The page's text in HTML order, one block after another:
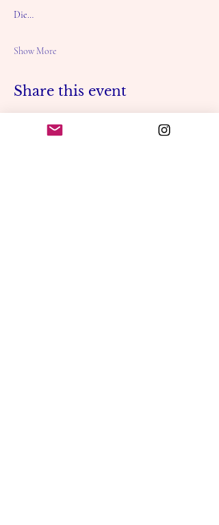
Die…
Show More
Share this event